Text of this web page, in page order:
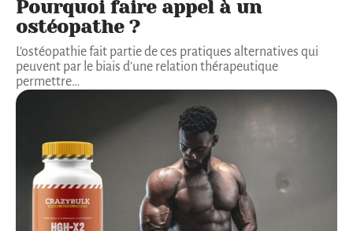
Pourquoi faire appel à un
ostéopathe ?
L’ostéopathie fait partie de ces pratiques alternatives qui
peuvent par le biais d’une relation thérapeutique
permettre…